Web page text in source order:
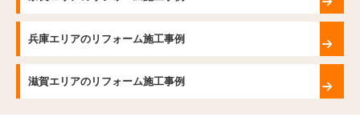
兵庫エリアのリフォーム施工事例
滋賀エリアのリフォーム施工事例